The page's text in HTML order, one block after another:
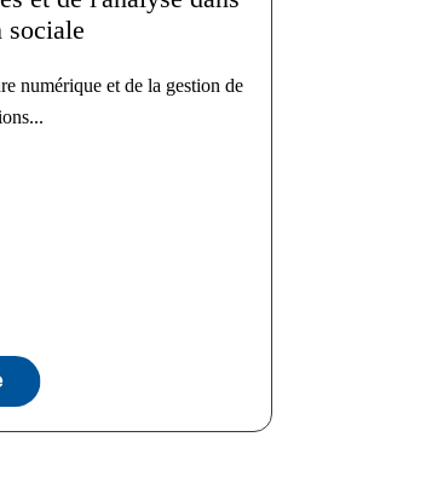
sociale
numérique et de la gestion de